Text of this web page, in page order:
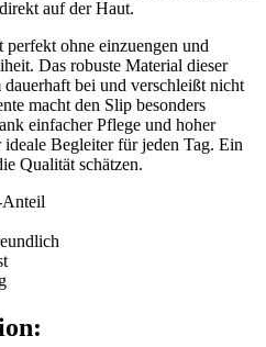
auf der Haut.
perfekt ohne einzuengen und
Das robuste Material dieser
bei und verschleißt nicht
macht den Slip besonders
einfacher Pflege und hoher
Begleiter für jeden Tag. Ein
Qualität schätzen.
Anteil